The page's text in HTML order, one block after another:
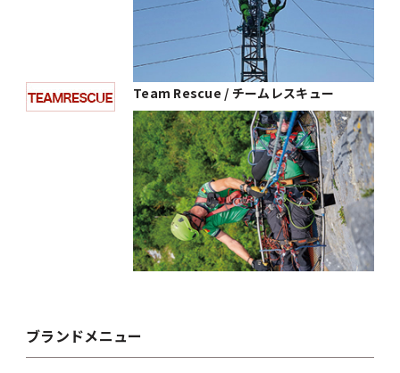
Team Rescue / チームレスキュー
ブランドメニュー